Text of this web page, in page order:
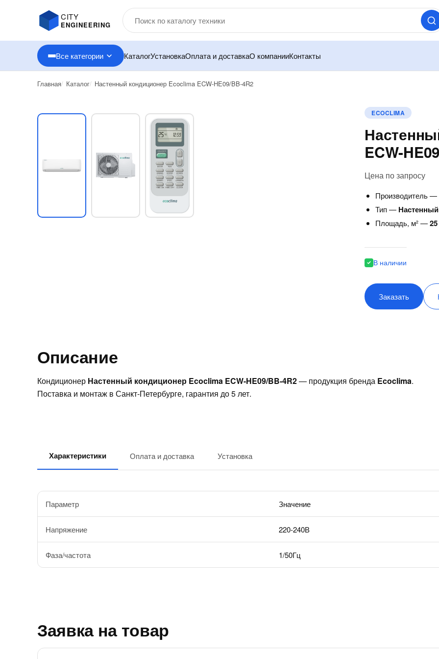
CITY
ENGINEERING
Все категории КаталогУстановкаОплата и доставкаО компанииКонтакты
Главная Каталог Настенный кондиционер Ecoclima ECW-HE09/BB-4R2
ECOCLIMA
ECW-
Цена по запросу
Производитель —
Тип —
Площадь, м² —25
В наличии
Заказать
Описание
Кондиционер Настенный кондиционер Ecoclima ECW-HE09/BB-4R2— продукция бренда Ecoclima.
Поставка и монтаж в Санкт-Петербурге, гарантия до 5 лет.
Характеристики Оплата и доставка Установка
Параметр Значение
Напряжение 220-240В
Фаза/частота 1/50Гц
Заявка на товар